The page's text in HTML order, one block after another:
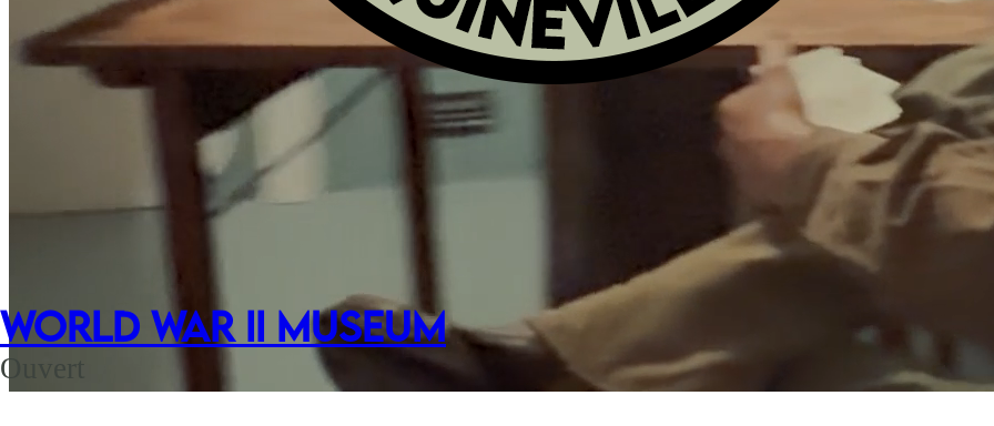
WORLD WAR II MUSEUM
Ouvert